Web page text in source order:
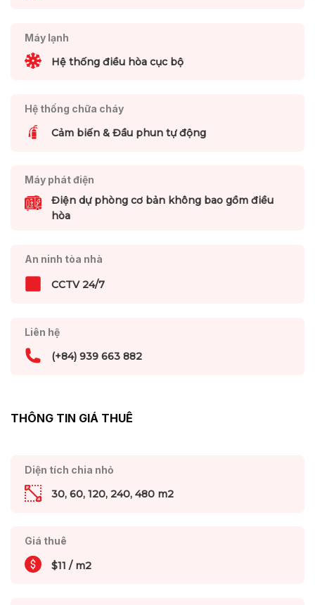
Máy lạnh
Hệ thống điều hòa cục bộ
Hệ thống chữa cháy
Cảm biến & Đầu phun tự động
Máy phát điện
Điện dự phòng cơ bản không bao gồm điều
hòa
An ninh tòa nhà
CCTV 24/7
Liên hệ
(+84) 939 663 882
THÔNG TIN GIÁ THUÊ
Diện tích chia nhỏ
30, 60, 120, 240, 480 m2
Giá thuê
$11 / m2